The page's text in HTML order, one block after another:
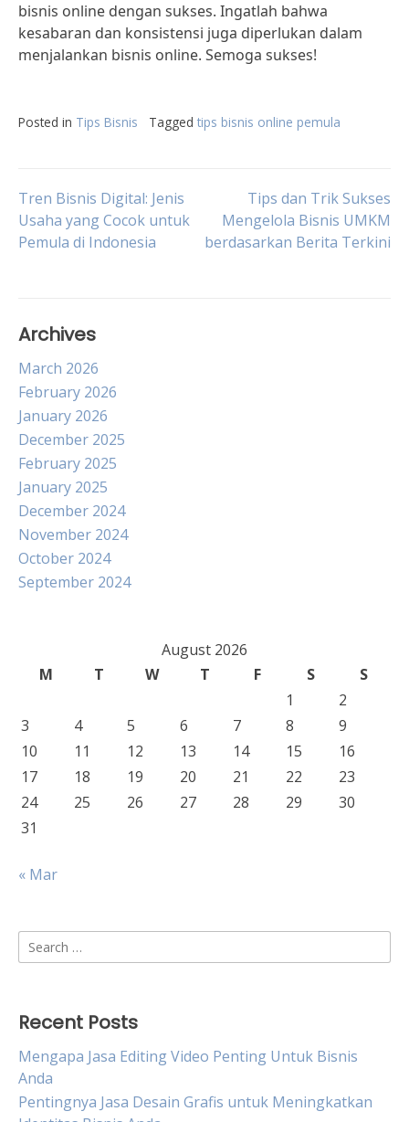
bisnis online dengan sukses. Ingatlah bahwa
kesabaran dan konsistensi juga diperlukan dalam
menjalankan bisnis online. Semoga sukses!
Posted in Tips Bisnis Tagged tips bisnis online pemula
Post
navigation
Tren Bisnis Digital: Jenis
Usaha yang Cocok untuk
Pemula di Indonesia
Tips dan Trik Sukses
Mengelola Bisnis UMKM
berdasarkan Berita Terkini
Archives
March 2026
February 2026
January 2026
December 2025
February 2025
January 2025
December 2024
November 2024
October 2024
September 2024
August 2026
M
T W T F S
S
1
2
3
4 5 6 7 8
9
10
11 12 13 14 15
16
17
18 19 20 21 22
23
24
25 26 27 28 29
30
31
« Mar
Search
for:
Recent Posts
Mengapa Jasa Editing Video Penting Untuk Bisnis
Anda
Pentingnya Jasa Desain Grafis untuk Meningkatkan